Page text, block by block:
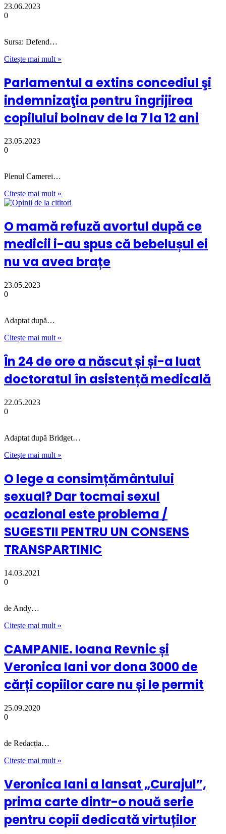
23.06.2023
0
Sursa: Defend…
Citește mai mult »
Parlamentul a extins concediul şi
indemnizaţia pentru îngrijirea
copilului bolnav de la 7 la 12 ani
23.05.2023
0
Plenul Camerei…
Citește mai mult »
O mamă refuză avortul după ce
medicii i-au spus că bebelușul ei
nu va avea brațe
23.05.2023
0
Adaptat după…
Citește mai mult »
În 24 de ore a născut și și-a luat
doctoratul în asistență medicală
22.05.2023
0
Adaptat după Bridget…
Citește mai mult »
O lege a consimțământului
sexual? Dar tocmai sexul
ocazional este problema /
SUGESTII PENTRU UN CONSENS
TRANSPARTINIC
14.03.2021
0
de Andy…
Citește mai mult »
CAMPANIE. Ioana Revnic și
Veronica Iani vor dona 3000 de
cărți copiilor care nu și le permit
25.09.2020
0
de Redacția…
Citește mai mult »
Veronica Iani a lansat „Curajul”,
prima carte dintr-o nouă serie
pentru copii dedicată virtuților